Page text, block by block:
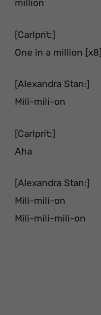
million
[Carlprit:]
One in a million [x8]
[Alexandra Stan:]
Mili-mili-on
[Carlprit:]
Aha
[Alexandra Stan:]
Mili-mili-on
Mili-mili-mili-on